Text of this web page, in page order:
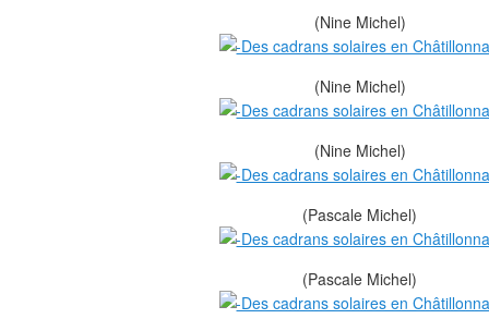
(Nine Michel)
(Nine Michel)
(Nine Michel)
(Pascale Michel)
(Pascale Michel)